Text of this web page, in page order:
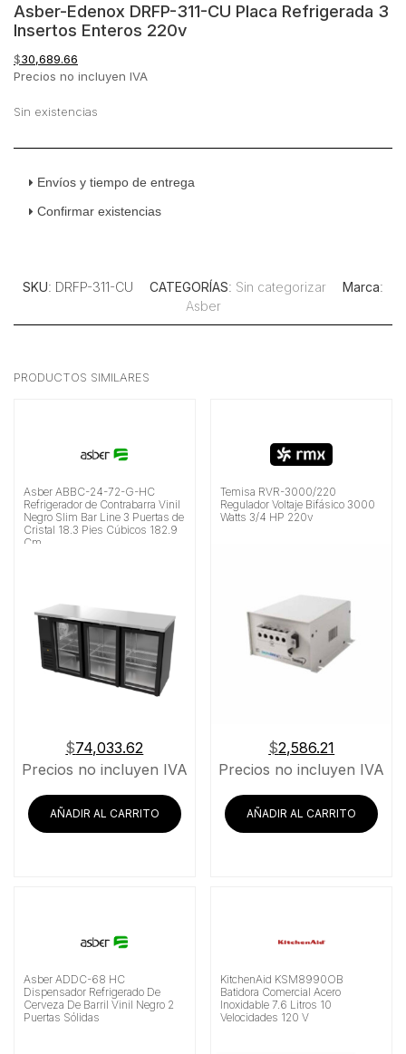
Asber-Edenox DRFP-311-CU Placa Refrigerada 3
Insertos Enteros 220v
$30,689.66
Precios no incluyen IVA
Sin existencias
Envíos y tiempo de entrega
Confirmar existencias
SKU: DRFP-311-CU CATEGORÍAS: Sin categorizar Marca:
Asber
PRODUCTOS SIMILARES
Asber ABBC-24-72-G-HC
Refrigerador de Contrabarra Vinil
Negro Slim Bar Line 3 Puertas de
Cristal 18.3 Pies Cúbicos 182.9
Cm
$74,033.62
Precios no incluyen IVA
AÑADIR AL CARRITO
Temisa RVR-3000/220
Regulador Voltaje Bifásico 3000
Watts 3/4 HP 220v
$2,586.21
Precios no incluyen IVA
AÑADIR AL CARRITO
Asber ADDC-68 HC
Dispensador Refrigerado De
Cerveza De Barril Vinil Negro 2
Puertas Sólidas
KitchenAid KSM8990OB
Batidora Comercial Acero
Inoxidable 7.6 Litros 10
Velocidades 120 V